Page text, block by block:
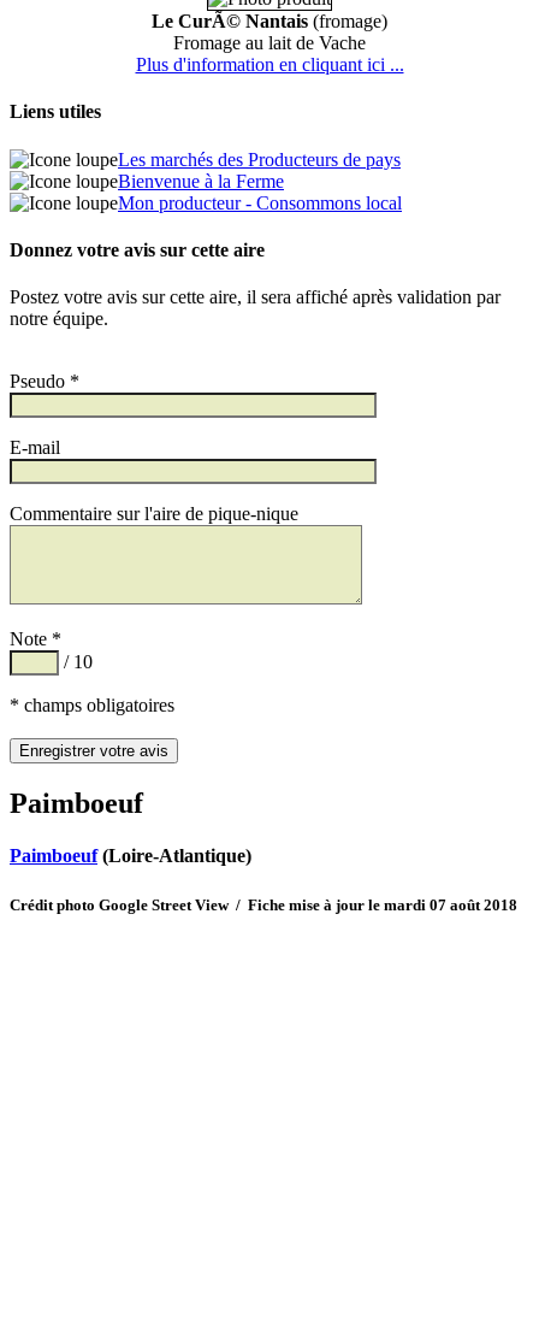
Le CurÃ© Nantais (fromage)
Fromage au lait de Vache
Plus d'information en cliquant ici ...
Liens utiles
Les marchés des Producteurs de pays
Bienvenue à la Ferme
Mon producteur - Consommons local
Donnez votre avis sur cette aire
Postez votre avis sur cette aire, il sera affiché après validation par
notre équipe.
Pseudo *
E-mail
Commentaire sur l'aire de pique-nique
Note *
/ 10
* champs obligatoires
Paimboeuf
Paimboeuf(Loire-Atlantique)
Crédit photo Google Street View / Fiche mise à jour le mardi 07 août 2018